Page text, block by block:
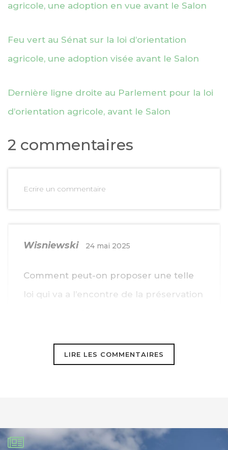
agricole, une adoption en vue avant le Salon
Feu vert au Sénat sur la loi d’orientation
agricole, une adoption visée avant le Salon
Dernière ligne droite au Parlement pour la loi
d’orientation agricole, avant le Salon
2 commentaires
Ecrire un commentaire
Wisniewski 24 mai 2025
Comment peut-on proposer une telle
loi qui va a l’encontre de la préservation
habitants ?
Henrico 24 mai 2025
LIRE LES COMMENTAIRES